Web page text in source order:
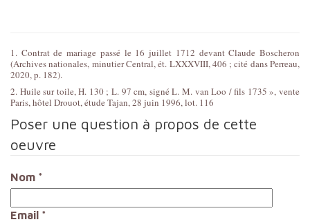
1. Contrat de mariage passé le 16 juillet 1712 devant Claude Boscheron
(Archives nationales, minutier Central, ét. LXXXVIII, 406 ; cité dans Perreau,
2020, p. 182).
2. Huile sur toile, H. 130 ; L. 97 cm, signé L. M. van Loo / fils 1735 », vente
Paris, hôtel Drouot, étude Tajan, 28 juin 1996, lot. 116
Poser une question à propos de cette
oeuvre
Nom *
Email *